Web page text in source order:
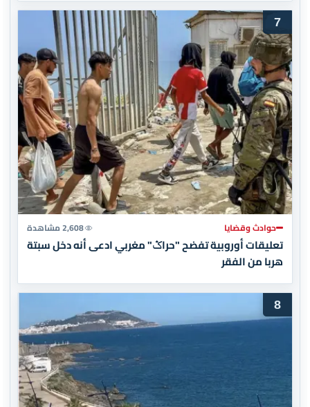
7
حوادث وقضايا 2,608 مشاهدة
تعليقات أوروبية تفضح "حراݣ" مغربي ادعى أنه دخل سبتة
هربا من الفقر
8